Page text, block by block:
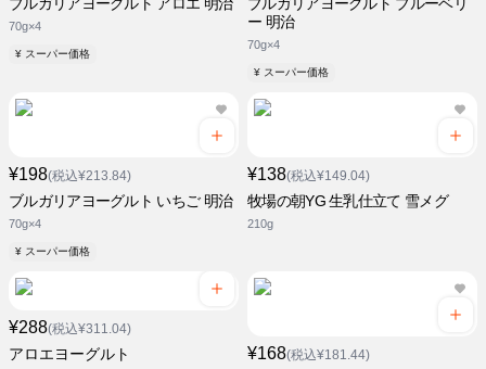
70g×4
¥ スーパー価格
ー 明治
70g×4
¥ スーパー価格
¥198(税込¥213.84)
ブルガリアヨーグルト いちご 明治
70g×4
¥ スーパー価格
¥138(税込¥149.04)
牧場の朝YG 生乳仕立て 雪メグ
210g
¥288(税込¥311.04)
アロエヨーグルト ¥168(税込¥181.44)